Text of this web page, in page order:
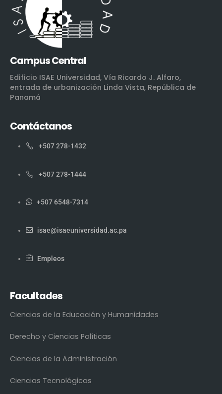
Campus Central
Edificio ISAE Universidad, Vía Ricardo J. Alfaro,
entrada de urbanización Linda Vista, República de
Panamá
Contáctanos
+507 278-1432
+507 278-1444
+507 6548-7314
isae@isaeuniversidad.ac.pa
Empleos
Facultades
Ciencias de la Educación y Humanidades
Derecho y Ciencias Políticas
Ciencias de la Administración
Ciencias Tecnológicas